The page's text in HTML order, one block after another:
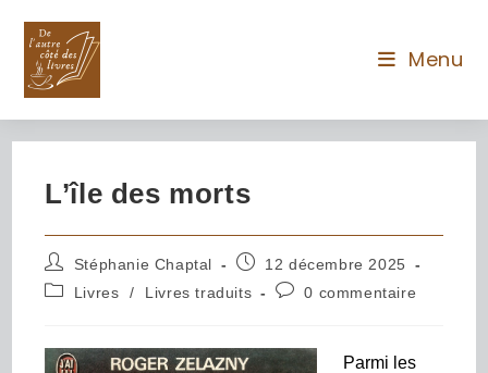
Menu
L’île des morts
Stéphanie Chaptal
12 décembre 2025
Livres
/ Livres traduits 0 commentaire
Parmi les